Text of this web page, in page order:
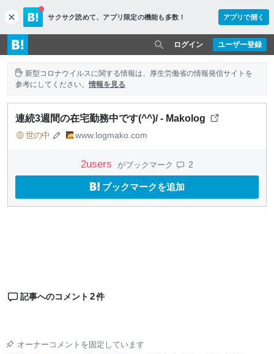
c
l
o
s
e
サクサク読めて、 アプリ限定の機能も多数！ アプリで開く
ユーザー登録
ログイン
新型コロナウイルスに関する情報は、厚生労働省の情報発信サイトを
参考にしてください。情報を見る
連続3週間の在宅勤務中です(^^)/ - Makolog
世の中 www.logmako.com
2users がブックマーク 2
ブックマークを追加
記事へのコメント 2件
オーナーコメントを固定しています